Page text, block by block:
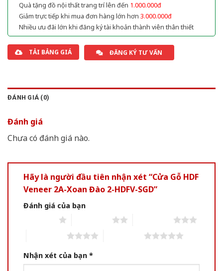
Quà tặng đồ nội thất trang trí lên đến 1.000.000đ
Giảm trực tiếp khi mua đơn hàng lớn hơn 3.000.000đ
Nhiều ưu đãi lớn khi đăng ký tài khoản thành viên thân thiết
TẢI BẢNG GIÁ ĐĂNG KÝ TƯ VẤN
ĐÁNH GIÁ (0)
Đánh giá
Chưa có đánh giá nào.
Hãy là người đầu tiên nhận xét “Cửa Gỗ HDF
Veneer 2A-Xoan Đào 2-HDFV-SGD”
Đánh giá của bạn
Nhận xét của bạn *